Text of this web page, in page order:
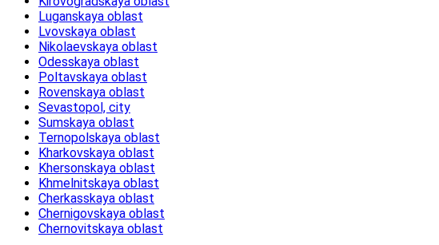
Luganskaya oblast
Lvovskaya oblast
Nikolaevskaya oblast
Odesskaya oblast
Poltavskaya oblast
Rovenskaya oblast
Sevastopol, city
Sumskaya oblast
Ternopolskaya oblast
Kharkovskaya oblast
Khersonskaya oblast
Khmelnitskaya oblast
Cherkasskaya oblast
Chernigovskaya oblast
Chernovitskaya oblast